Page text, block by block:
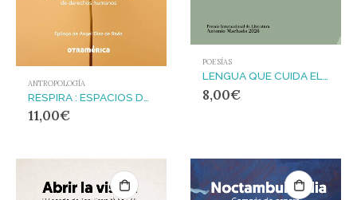
ANTROPOLOGÍA
11,00€
POESÍAS
8,00€